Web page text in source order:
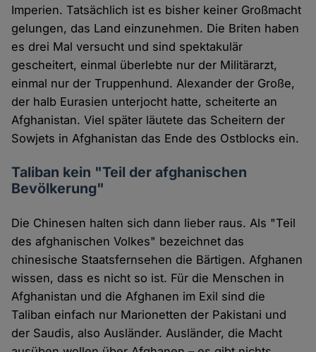
Imperien. Tatsächlich ist es bisher keiner Großmacht
gelungen, das Land einzunehmen. Die Briten haben
es drei Mal versucht und sind spektakulär
gescheitert, einmal überlebte nur der Militärarzt,
einmal nur der Truppenhund. Alexander der Große,
der halb Eurasien unterjocht hatte, scheiterte an
Afghanistan. Viel später läutete das Scheitern der
Sowjets in Afghanistan das Ende des Ostblocks ein.
Taliban kein "Teil der afghanischen
Bevölkerung"
Die Chinesen halten sich dann lieber raus. Als "Teil
des afghanischen Volkes" bezeichnet das
chinesische Staatsfernsehen die Bärtigen. Afghanen
wissen, dass es nicht so ist. Für die Menschen in
Afghanistan und die Afghanen im Exil sind die
Taliban einfach nur Marionetten der Pakistani und
der Saudis, also Ausländer. Ausländer, die Macht